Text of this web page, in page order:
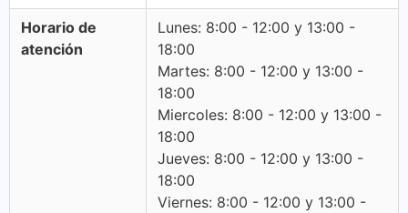
Horario de
atención
Lunes: 8:00 - 12:00 y 13:00 -
18:00
Martes: 8:00 - 12:00 y 13:00 -
18:00
Miercoles: 8:00 - 12:00 y 13:00 -
18:00
Jueves: 8:00 - 12:00 y 13:00 -
18:00
Viernes: 8:00 - 12:00 y 13:00 -